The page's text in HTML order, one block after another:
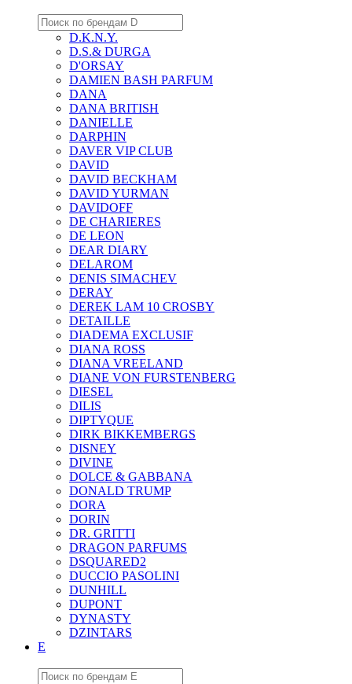
D.K.N.Y.
D.S.& DURGA
D'ORSAY
DAMIEN BASH PARFUM
DANA
DANA BRITISH
DANIELLE
DARPHIN
DAVER VIP CLUB
DAVID
DAVID BECKHAM
DAVID YURMAN
DAVIDOFF
DE CHARIERES
DE LEON
DEAR DIARY
DELAROM
DENIS SIMACHEV
DERAY
DEREK LAM 10 CROSBY
DETAILLE
DIADEMA EXCLUSIF
DIANA ROSS
DIANA VREELAND
DIANE VON FURSTENBERG
DIESEL
DILIS
DIPTYQUE
DIRK BIKKEMBERGS
DISNEY
DIVINE
DOLCE & GABBANA
DONALD TRUMP
DORA
DORIN
DR. GRITTI
DRAGON PARFUMS
DSQUARED2
DUCCIO PASOLINI
DUNHILL
DUPONT
DYNASTY
DZINTARS
E